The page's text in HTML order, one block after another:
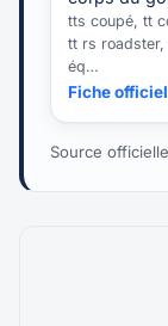
tts coupé, tt
tt rs
éq…
Fiche
Source